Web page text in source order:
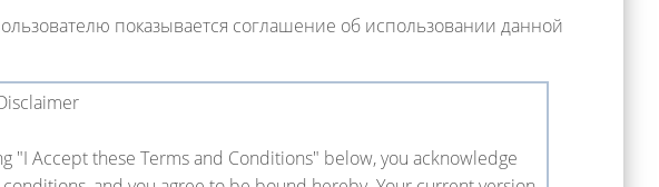
показывается соглашение об использовании данной
"I Accept these Terms and Conditions" below, you acknowledge